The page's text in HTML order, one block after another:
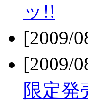
ッ!!
[2009/
[2009/
限定発